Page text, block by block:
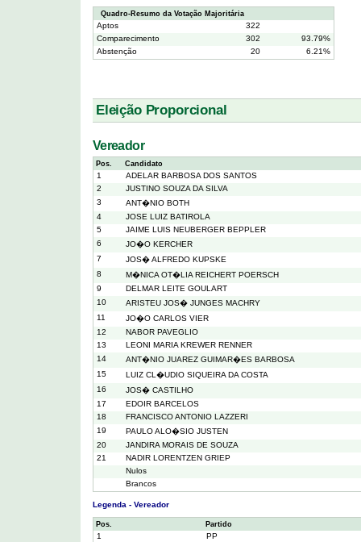
Quadro-Resumo da Votação Majoritária
Aptos
322
Comparecimento
302
93.79%
Abstenção
20 6.21%
Eleição Proporcional
Vereador
Pos. Candidato
1
ADELAR BARBOSA DOS SANTOS
2
JUSTINO SOUZA DA SILVA
3
ANT�NIO BOTH
4
JOSE LUIZ BATIROLA
5
JAIME LUIS NEUBERGER BEPPLER
6
JO�O KERCHER
7
JOS� ALFREDO KUPSKE
8
M�NICA OT�LIA REICHERT POERSCH
9
DELMAR LEITE GOULART
10
ARISTEU JOS� JUNGES MACHRY
11
JO�O CARLOS VIER
12
NABOR PAVEGLIO
13
LEONI MARIA KREWER RENNER
14
ANT�NIO JUAREZ GUIMAR�ES BARBOSA
15
LUIZ CL�UDIO SIQUEIRA DA COSTA
16
JOS� CASTILHO
17
EDOIR BARCELOS
18
FRANCISCO ANTONIO LAZZERI
19
PAULO ALO�SIO JUSTEN
20
JANDIRA MORAIS DE SOUZA
21
NADIR LORENTZEN GRIEP
Nulos
Brancos
Legenda - Vereador
Pos. Partido
1
PP